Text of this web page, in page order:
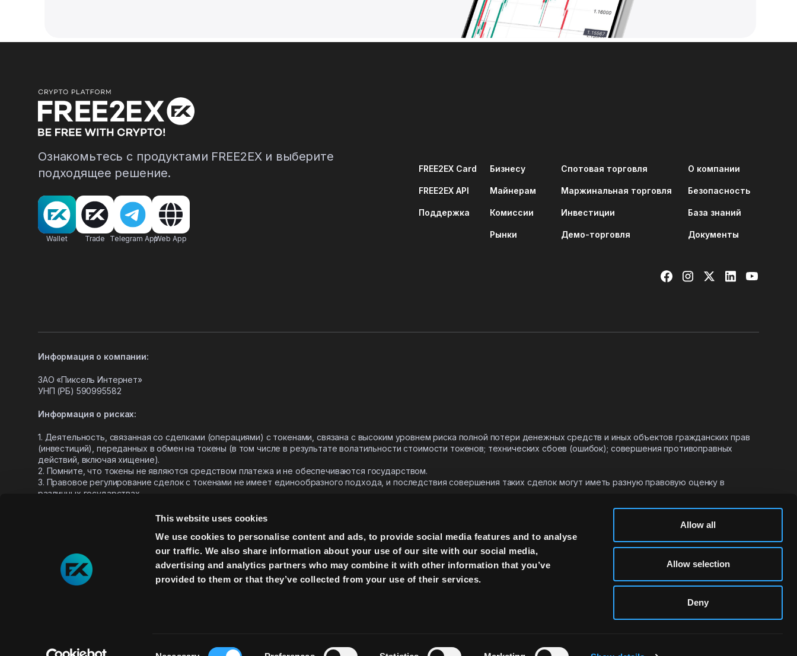
This website uses cookies
We use cookies to personalise content and ads, to provide social media features and to analyse
our traffic. We also share information about your use of our site with our social media,
advertising and analytics partners who may combine it with other information that you’ve
provided to them or that they’ve collected from your use of their services.
Allow all
Allow selection
Deny
Ознакомьтесь с продуктами FREE2EX и выберите
подходящее решение.
Wallet Trade Telegram AppWeb App
FREE2EX Card
FREE2EX API
Поддержка
Бизнесу
Майнерам
Комиссии
Рынки
Спотовая торговля
Маржинальная торговля
Инвестиции
Демо-торговля
О компании
Безопасность
База знаний
Документы
Информация о компании:
ЗАО «Пиксель Интернет»
УНП (РБ) 590995582
Информация о рисках:
1. Деятельность, связанная со сделками (операциями) с токенами, связана с высоким уровнем риска полной потери денежных средств и иных объектов гражданских прав
(инвестиций), переданных в обмен на токены (в том числе в результате волатильности стоимости токенов; технических сбоев (ошибок); совершения противоправных
действий, включая хищение).
2. Помните, что токены не являются средством платежа и не обеспечиваются государством.
3. Правовое регулирование сделок с токенами не имеет единообразного подхода, и последствия совершения таких сделок могут иметь разную правовую оценку в
различных государствах.
не исключают рисков технических сбоев и ошибок в работе.
Отдельные токены, реализуемые FREE2EX, могут иметь ценность лишь при использовании Торговой системы FREE2EX.
Copyright © 2026. FREE2EX. All rights reserved. Политика Конфиденциальности Условия ОбслуживанияПоддержка